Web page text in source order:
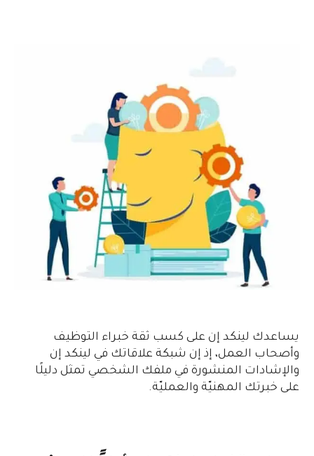
يساعدك لينكد إن على كسب ثقة خبراء التوظيف
وأصحاب العمل، إذ إن شبكة علاقاتك في لينكد إن
والإشادات المنشورة في ملفك الشخصي تمثل دليلًا
على خبرتك المهنيّة والعمليّة.